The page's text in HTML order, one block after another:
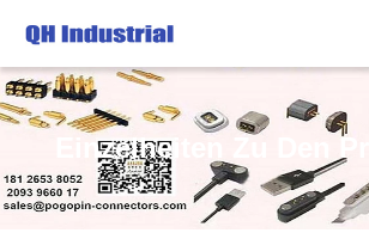
Einzelheiten Zu Den